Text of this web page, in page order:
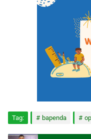
Tag: bapenda